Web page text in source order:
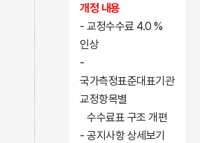
개정 내용
- 교정수수료 4.0 %
인상
-
국가측정표준대표기관
교정항목별
수수료표 구조 개편
- 공지사항 상세보기